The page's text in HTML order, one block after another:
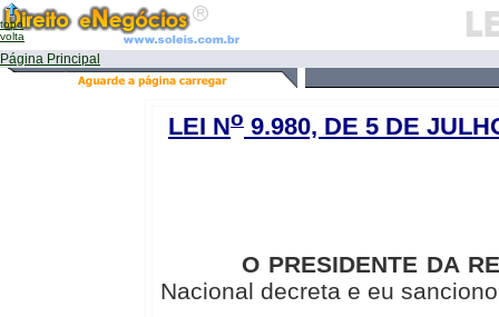
topo
volta
Página Principal
LEI No 9.980, DE 5 DE
O PRESIDENTE DA
Nacional decreta e eu